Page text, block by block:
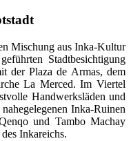
Mischung aus Inka-Kultur
Stadtbesichtigung
der Plaza de Armas, dem
La Merced. Im Viertel
Handwerksläden und
Inka-Ruinen
und Tambo Machay
Inkareichs.